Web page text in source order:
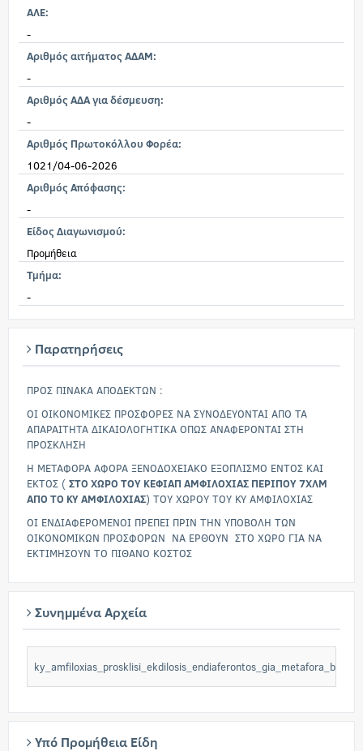
ΑΛΕ:
-
Αριθμός αιτήματος ΑΔΑΜ:
-
Αριθμός ΑΔΑ για δέσμευση:
-
Αριθμός Πρωτοκόλλου Φορέα:
1021/04-06-2026
Αριθμός Απόφασης:
-
Είδος Διαγωνισμού:
Προμήθεια
Τμήμα:
-
Παρατηρήσεις
ΠΡΟΣ ΠΙΝΑΚΑ ΑΠΟΔΕΚΤΩΝ :
ΟΙ ΟΙΚΟΝΟΜΙΚΕΣ ΠΡΟΣΦΟΡΕΣ ΝΑ ΣΥΝΟΔΕΥΟΝΤΑΙ ΑΠΟ ΤΑ
ΑΠΑΡΑΙΤΗΤΑ ΔΙΚΑΙΟΛΟΓΗΤΙΚΑ ΟΠΩΣ ΑΝΑΦΕΡΟΝΤΑΙ ΣΤΗ
ΠΡΟΣΚΛΗΣΗ
Η ΜΕΤΑΦΟΡΑ ΑΦΟΡΑ ΞΕΝΟΔΟΧΕΙΑΚΟ ΕΞΟΠΛΙΣΜΟ ΕΝΤΟΣ ΚΑΙ
ΕΚΤΟΣ ( ΣΤΟ ΧΩΡΟ ΤΟΥ ΚΕΦΙΑΠ ΑΜΦΙΛΟΧΙΑΣ ΠΕΡΙΠΟΥ 7ΧΛΜ
ΑΠΟ ΤΟ ΚΥ ΑΜΦΙΛΟΧΙΑΣ) ΤΟΥ ΧΩΡΟΥ ΤΟΥ ΚΥ ΑΜΦΙΛΟΧΙΑΣ
ΟΙ ΕΝΔΙΑΦΕΡΟΜΕΝΟΙ ΠΡΕΠΕΙ ΠΡΙΝ ΤΗΝ ΥΠΟΒΟΛΗ ΤΩΝ
ΟΙΚΟΝΟΜΙΚΩΝ ΠΡΟΣΦΟΡΩΝ ΝΑ ΕΡΘΟΥΝ ΣΤΟ ΧΩΡΟ ΓΙΑ ΝΑ
ΕΚΤΙΜΗΣΟΥΝ ΤΟ ΠΙΘΑΝΟ ΚΟΣΤΟΣ
Συνημμένα Αρχεία
Υπό Προμήθεια Είδη